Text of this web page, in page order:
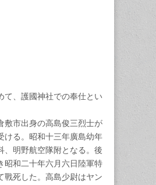
て、護國神社での奉仕とい
敷市出身の高島俊三烈士が
ける。昭和十三年廣島幼年
、明野航空隊附となる。後
昭和二十年六月六日陸軍特
戰死した。高島少尉はヤン